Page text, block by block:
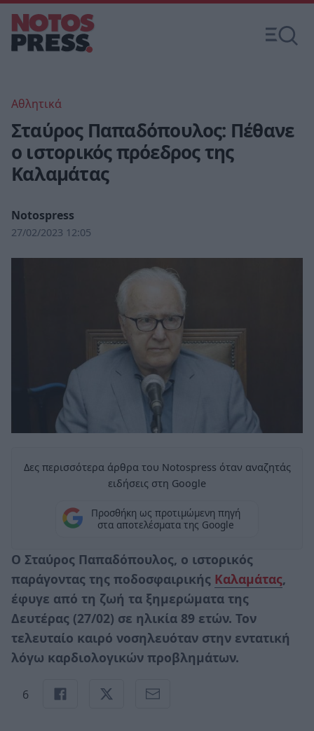
Αθλητικά
Σταύρος Παπαδόπουλος: Πέθανε
ο ιστορικός πρόεδρος της
Καλαμάτας
Notospress
27/02/2023 12:05
Δες περισσότερα άρθρα του Notospress όταν αναζητάς
ειδήσεις στη Google
Προσθήκη ως προτιμώμενη πηγή
στα αποτελέσματα της Google
Ο Σταύρος Παπαδόπουλος, ο ιστορικός
παράγοντας της ποδοσφαιρικής Καλαμάτας,
έφυγε από τη ζωή τα ξημερώματα της
Δευτέρας (27/02) σε ηλικία 89 ετών. Τον
τελευταίο καιρό νοσηλευόταν στην εντατική
λόγω καρδιολογικών προβλημάτων.
6